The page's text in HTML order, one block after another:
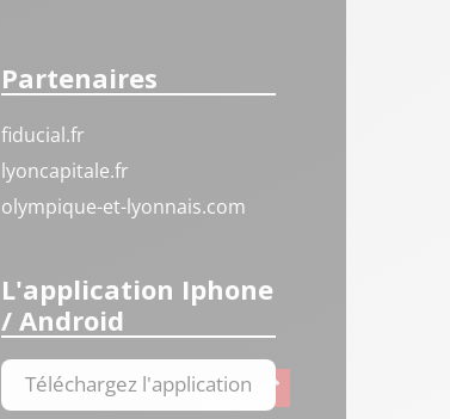
Partenaires
fiducial.fr
lyoncapitale.fr
olympique-et-lyonnais.com
L'application Iphone
/ Android
Téléchargez l'application